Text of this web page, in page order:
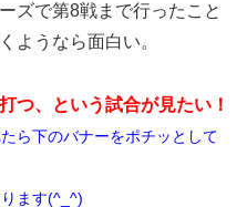
ズで第8戦まで行ったこと
ようなら面白い。
つ、という試合が見たい！
ら下のバナーをポチッとして
ます(^_^)